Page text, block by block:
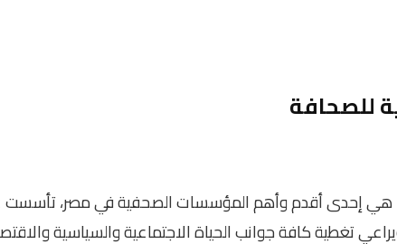
للصحافة
تغطية كافة جوانب الحياة الاجتماعية والسياسية